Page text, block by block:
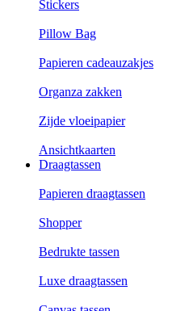
Stickers
Pillow Bag
Papieren cadeauzakjes
Organza zakken
Zijde vloeipapier
Ansichtkaarten
Draagtassen
Papieren draagtassen
Shopper
Bedrukte tassen
Luxe draagtassen